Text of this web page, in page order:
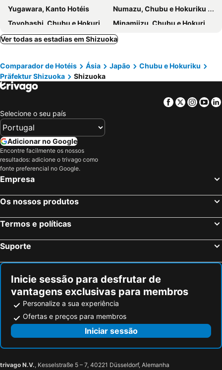
Yugawara, Kanto Hotéis
Numazu, Chubu e Hokuriku Hotéis
Toyohashi, Chubu e Hokuriku Hotéis
Minamiizu, Chubu e Hokuriku Hotéis
Hokuto, Chubu e Hokuriku Hotéis
Toyokawa, Chubu e Hokuriku Hotéis
Narusawa, Chubu e Hokuriku Hotéis
Kawazu, Chubu e Hokuriku Hotéis
Daisen, Chubu e Hokuriku Hotéis
Kosai, Chubu e Hokuriku Hotéis
Nagiso, Chubu e Hokuriku Hotéis
Takayama, Chubu e Hokuriku Hotéis
Nagoya, Chubu e Hokuriku Hotéis
Matsumoto, Chubu e Hokuriku Hotéis
Nakatsugawa, Chubu e Hokuriku Hotéis
Shirakawa, Chubu e Hokuriku Hotéis
Tóquio, Kanto Hotéis
Quioto, Kinki Hotéis
Hiroshima, Chugoku Hotéis
Fujikawaguchiko, Chubu e Hokuriku Hotéis
Ver todas as estadias em Shizuoka
Comparador de Hotéis Ásia Japão
Chubu e Hokuriku
Präfektur Shizuoka
Shizuoka
Facebook
Twitter
Selecione o seu país
Adicionar no Google
Encontre facilmente os nossos
resultados: adicione o trivago como
fonte preferencial no Google.
Empresa
Os nossos produtos
Termos e políticas
Suporte
Inicie sessão para desfrutar de
vantagens exclusivas para membros
Personalize a sua experiência
Ofertas e preços para membros
Iniciar sessão
trivago N.V., Kesselstraße 5 – 7, 40221 Düsseldorf, Alemanha